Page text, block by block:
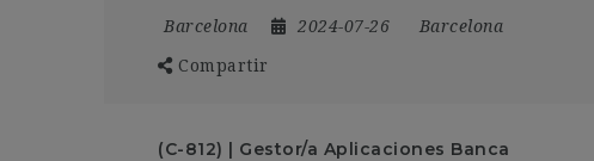
Barcelona 2024-07-26 Barcelona
Compartir
(C-812) | Gestor/a Aplicaciones Banca